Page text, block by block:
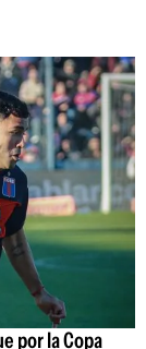
por la Copa